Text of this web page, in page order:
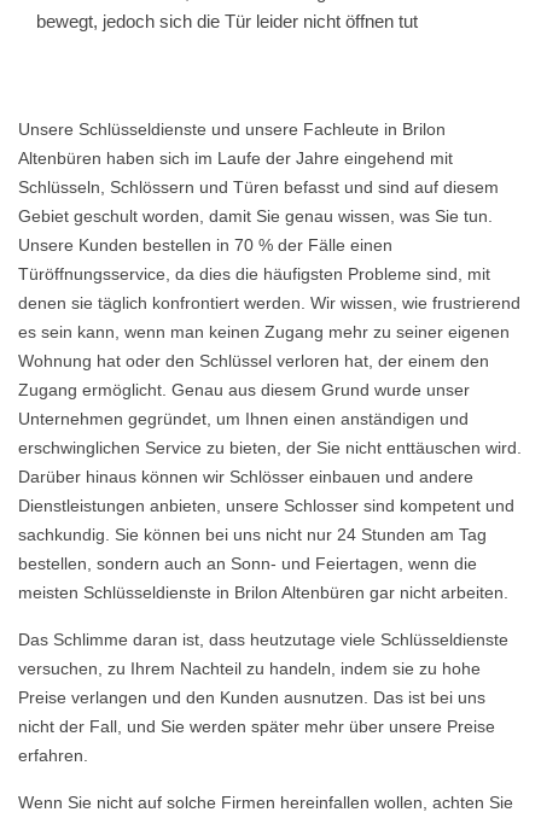
bewegt, jedoch sich die Tür leider nicht öffnen tut
Unsere Schlüsseldienste und unsere Fachleute in Brilon
Altenbüren haben sich im Laufe der Jahre eingehend mit
Schlüsseln, Schlössern und Türen befasst und sind auf diesem
Gebiet geschult worden, damit Sie genau wissen, was Sie tun.
Unsere Kunden bestellen in 70 % der Fälle einen
Türöffnungsservice, da dies die häufigsten Probleme sind, mit
denen sie täglich konfrontiert werden. Wir wissen, wie frustrierend
es sein kann, wenn man keinen Zugang mehr zu seiner eigenen
Wohnung hat oder den Schlüssel verloren hat, der einem den
Zugang ermöglicht. Genau aus diesem Grund wurde unser
Unternehmen gegründet, um Ihnen einen anständigen und
erschwinglichen Service zu bieten, der Sie nicht enttäuschen wird.
Darüber hinaus können wir Schlösser einbauen und andere
Dienstleistungen anbieten, unsere Schlosser sind kompetent und
sachkundig. Sie können bei uns nicht nur 24 Stunden am Tag
bestellen, sondern auch an Sonn- und Feiertagen, wenn die
meisten Schlüsseldienste in Brilon Altenbüren gar nicht arbeiten.
Das Schlimme daran ist, dass heutzutage viele Schlüsseldienste
versuchen, zu Ihrem Nachteil zu handeln, indem sie zu hohe
Preise verlangen und den Kunden ausnutzen. Das ist bei uns
nicht der Fall, und Sie werden später mehr über unsere Preise
erfahren.
Wenn Sie nicht auf solche Firmen hereinfallen wollen, achten Sie